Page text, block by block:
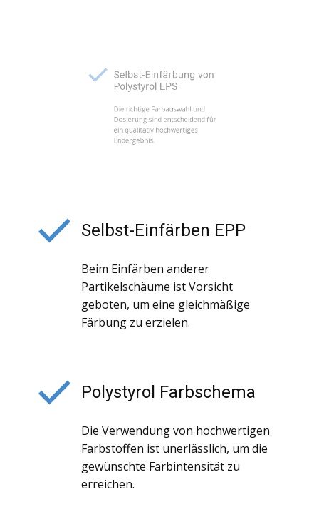
Polystyrol EPS
Die richtige Farbauswahl und
Dosierung sind entscheidend für
ein qualitativ hochwertiges
Selbst-Einfärben EPP
Beim Einfärben anderer
Partikelschäume ist Vorsicht
geboten, um eine gleichmäßige
Färbung zu erzielen.
Polystyrol Farbschema
Die Verwendung von hochwertigen
Farbstoffen ist unerlässlich, um die
gewünschte Farbintensität zu
erreichen.